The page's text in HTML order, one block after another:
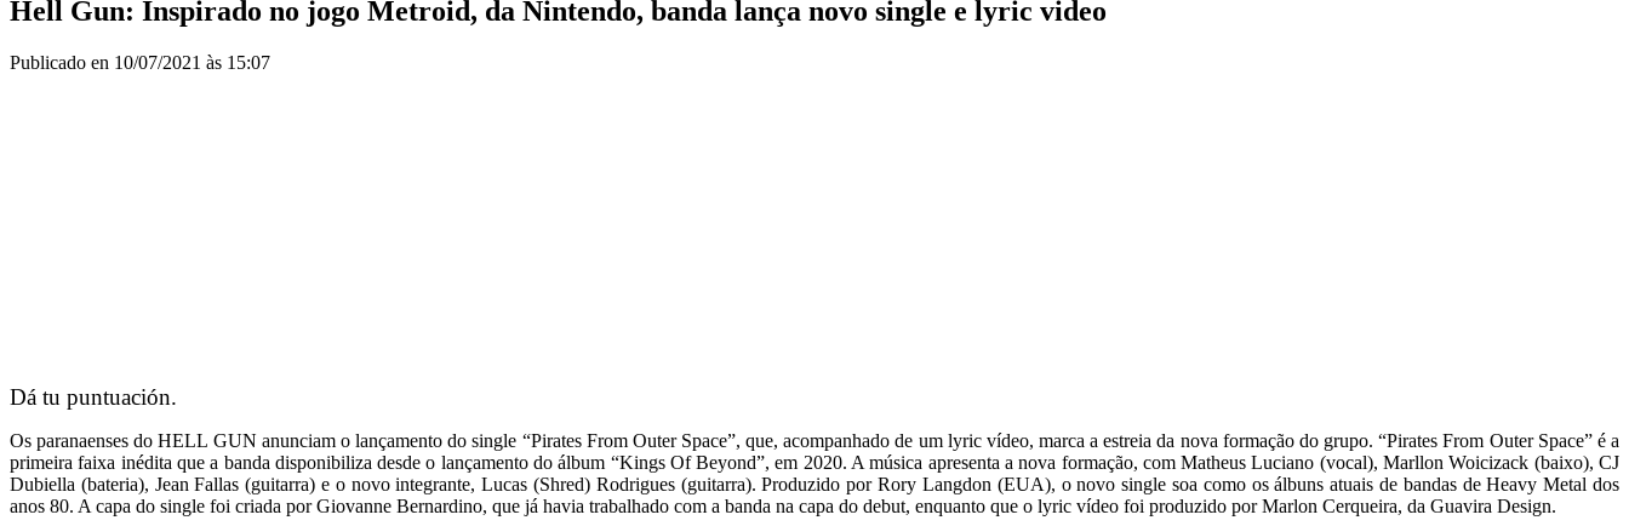
Hell Gun: Inspirado no jogo Metroid, da Nintendo, banda lança novo single e lyric video
Publicado en 10/07/2021 às 15:07
Dá tu puntuación.
Os paranaenses do HELL GUN anunciam o lançamento do single “Pirates From Outer Space”, que, acompanhado de um lyric vídeo, marca a estreia da nova formação do grupo. “Pirates From Outer Space” é a
primeira faixa inédita que a banda disponibiliza desde o lançamento do álbum “Kings Of Beyond”, em 2020. A música apresenta a nova formação, com Matheus Luciano (vocal), Marllon Woicizack (baixo), CJ
Dubiella (bateria), Jean Fallas (guitarra) e o novo integrante, Lucas (Shred) Rodrigues (guitarra). Produzido por Rory Langdon (EUA), o novo single soa como os álbuns atuais de bandas de Heavy Metal dos
anos 80. A capa do single foi criada por Giovanne Bernardino, que já havia trabalhado com a banda na capa do debut, enquanto que o lyric vídeo foi produzido por Marlon Cerqueira, da Guavira Design.